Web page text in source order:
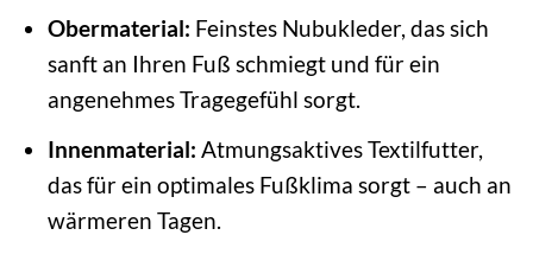
Obermaterial: Feinstes Nubukleder, das sich
sanft an Ihren Fuß schmiegt und für ein
angenehmes Tragegefühl sorgt.
Innenmaterial: Atmungsaktives Textilfutter,
das für ein optimales Fußklima sorgt – auch an
wärmeren Tagen.